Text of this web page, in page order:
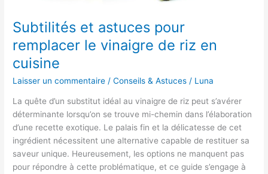
Subtilités et astuces pour
remplacer le vinaigre de riz en
cuisine
Laisser un commentaire /Conseils & Astuces / Luna
La quête d’un substitut idéal au vinaigre de riz peut s’avérer
déterminante lorsqu’on se trouve mi-chemin dans l’élaboration
d’une recette exotique. Le palais fin et la délicatesse de cet
ingrédient nécessitent une alternative capable de restituer sa
saveur unique. Heureusement, les options ne manquent pas
pour répondre à cette problématique, et ce guide s’engage à